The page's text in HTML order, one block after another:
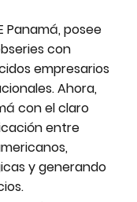
Panamá, posee
con
empresarios
Ahora,
con el claro
entre
y generando